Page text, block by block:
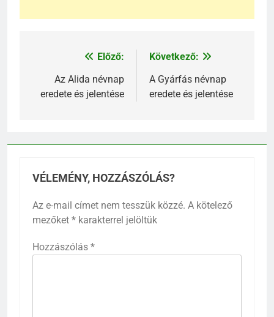
Bejegyzés
navigáció
Előző:
Az Alida névnap
eredete és jelentése
Következő:
A Gyárfás névnap
eredete és jelentése
VÉLEMÉNY, HOZZÁSZÓLÁS?
Az e-mail címet nem tesszük közzé. A kötelező
mezőket * karakterrel jelöltük
Hozzászólás *